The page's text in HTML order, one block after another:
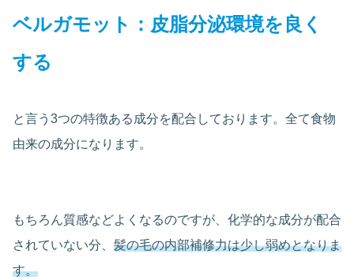
ベルガモット：皮脂分泌環境を良く
する
と言う3つの特徴ある成分を配合しております。全て食物
由来の成分になります。
もちろん質感などよくなるのですが、化学的な成分が配合
されていない分、 髪の毛の内部補修力は少し弱めとなりま
す。